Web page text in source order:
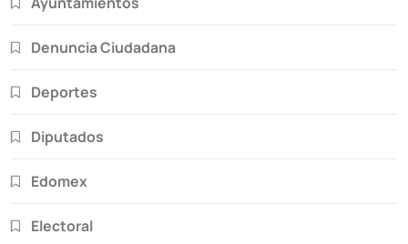
Denuncia Ciudadana
Deportes
Diputados
Edomex
Electoral